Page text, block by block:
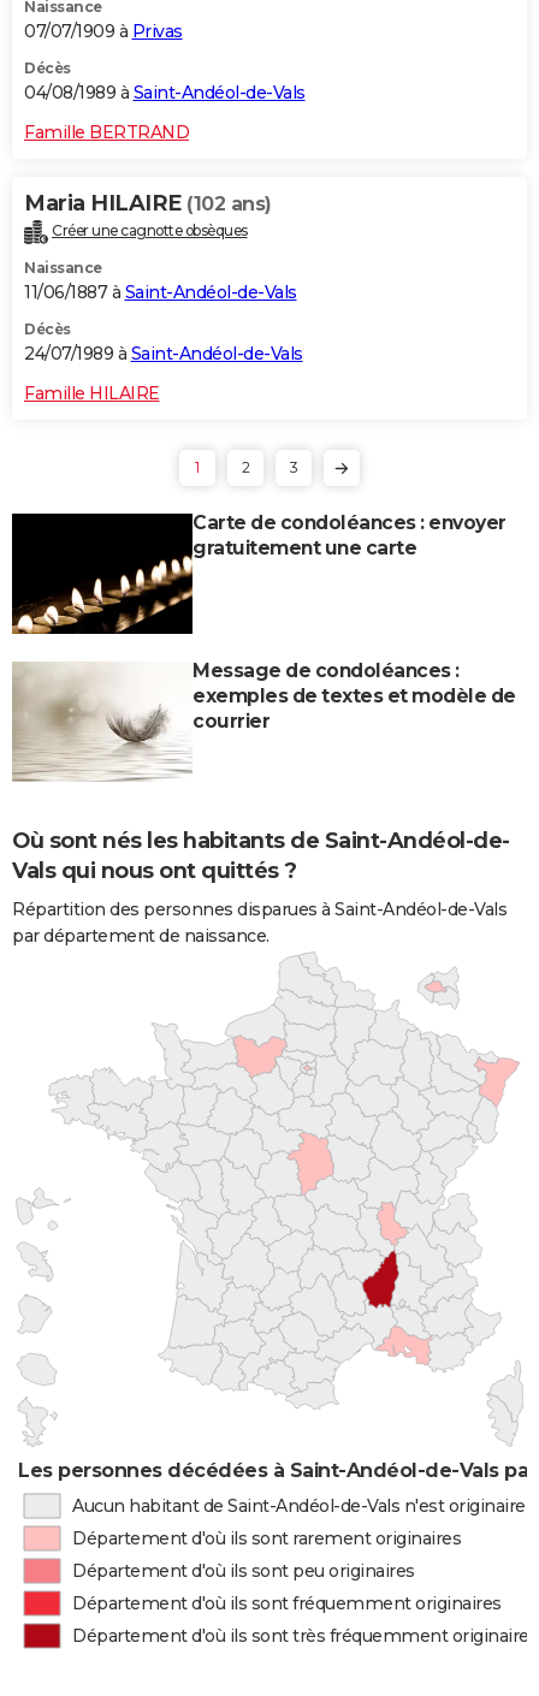
Naissance
07/07/1909 à Privas
Décès
04/08/1989 à Saint-Andéol-de-Vals
Famille BERTRAND
Maria HILAIRE (102 ans)
Créer une cagnotte obsèques
Naissance
11/06/1887 à Saint-Andéol-de-Vals
Décès
24/07/1989 à Saint-Andéol-de-Vals
Famille HILAIRE
1 2 3
Carte de condoléances : envoyer
gratuitement une carte
Message de condoléances :
exemples de textes et modèle de
courrier
Où sont nés les habitants de Saint-Andéol-de-
Vals qui nous ont quittés ?
Répartition des personnes disparues à Saint-Andéol-de-Vals
par département de naissance.
Les personnes décédées à Saint-Andéol-de-Vals
Aucun habitant de Saint-Andéol-de-Vals n'est originaire
Département d'où ils sont rarement originaires
Département d'où ils sont peu originaires
Département d'où ils sont fréquemment originaires
Département d'où ils sont très fréquemment originaires